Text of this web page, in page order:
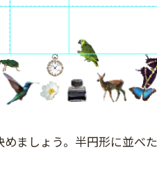
ましょう。半円形に並べ